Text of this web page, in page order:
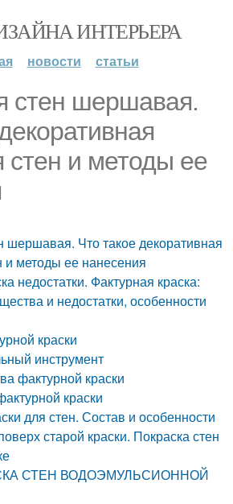
ИНТЕРЬЕРА
новости статьи
стен шершавая.
стен и методы ее
шершавая. Что такое декоративная
и методы ее нанесения
недостатки. Фактурная краска:
и недостатки, особенности
краски
инструмент
фактурной краски
краски
для стен. Состав и особенности
старой краски. Покраска стен
СТЕН ВОДОЭМУЛЬСИОННОЙ